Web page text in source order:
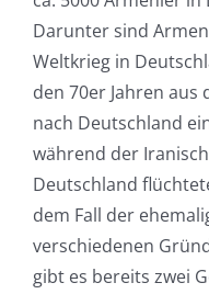
Darunter sind
Weltkrieg in
den 70er Jahren aus
nach Deutschland
während der
Deutschland
dem Fall der
verschiedenen
gibt es bereits zwei